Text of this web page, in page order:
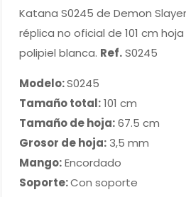
réplica
oficial
hoja
acero,
mango
Katana S0245 de Demon
réplica no oficial de 101 cm
polipiel blanca. Ref.S0245
Modelo:S0245
Tamaño total:101 cm
Tamaño de hoja:67.5 cm
Grosor de hoja:3,5 mm
Mango:Encordado
Soporte:Con soporte